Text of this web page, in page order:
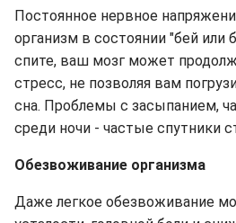
Постоянное нервное
организм в состоянии "бей или
спите, ваш мозг может
стресс, не позволяя вам
сна. Проблемы с засыпанием,
среди ночи - частые спутники
Обезвоживание организма
Даже легкое обезвоживание